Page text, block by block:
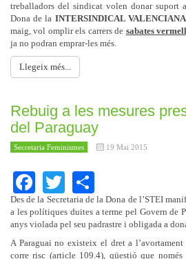
treballadors del sindicat volen donar suport
Dona de la INTERSINDICAL VALENCIANA
maig, vol omplir els carrers de sabates
ja no podran emprar-les més.
Llegeix més...
Rebuig a les mesures
del Paraguay
Secretaria Feminismes 19 Mai 2015
Facebook
Twitter
Des de la Secretaria de la Dona de l’STEI
a les polítiques duites a terme pel Govern de
anys violada pel seu padrastre i obligada a
A Paraguai no existeix el dret a
corre risc (article 109.4), qüestió que